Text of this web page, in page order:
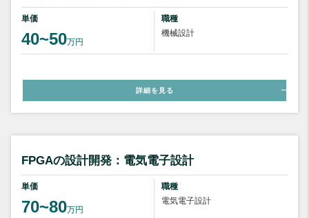
単価
40~50万円
職種
機械設計
詳細を見る
FPGAの設計開発：電気電子設計
単価
70~80万円
職種
電気電子設計